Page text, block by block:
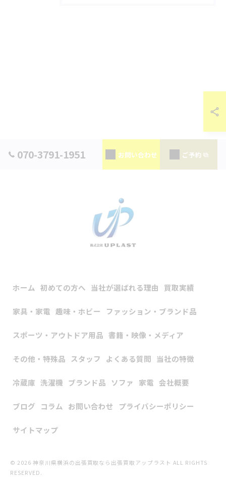
070-3791-1951 お問い合わせ ご予約
ホーム 初めての方へ 当社が選ばれる理由 買取実績
家具・家電 趣味・ホビー ファッション・ブランド品
スポーツ・アウトドア用品 書籍・映像・メディア
その他・特殊品 スタッフ よくある質問 当社の特徴
冷蔵庫 洗濯機 ブランド品 ソファ 家電 会社概要
ブログ コラム お問い合わせ プライバシーポリシー
サイトマップ
© 2026 神奈川県横浜の出張買取なら出張買取アップラスト ALL RIGHTS
RESERVED.